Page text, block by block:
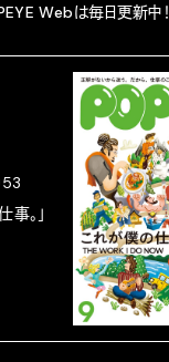
Webは毎日更新中！
。」